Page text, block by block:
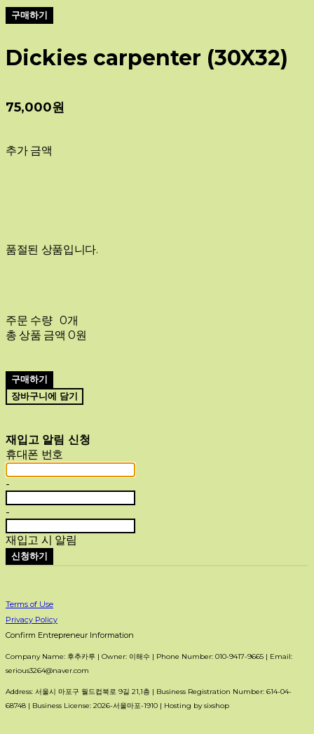
구매하기
Dickies carpenter (30X32)
75,000원
추가 금액
품절된 상품입니다.
주문 수량 0개
총 상품 금액 0원
구매하기
장바구니에 담기
재입고 알림 신청
휴대폰 번호
-
-
재입고 시 알림
신청하기
Terms of Use
Privacy Policy
Confirm Entrepreneur Information
Company Name: 후추카루 | Owner: 이해수 | Phone Number: 010-9417-9665 | Email:
serious3264@naver.com
Address: 서울시 마포구 월드컵북로 9길 21,1층 | Business Registration Number: 614-04-
68748 | Business License: 2026-서울마포-1910 | Hosting by sixshop